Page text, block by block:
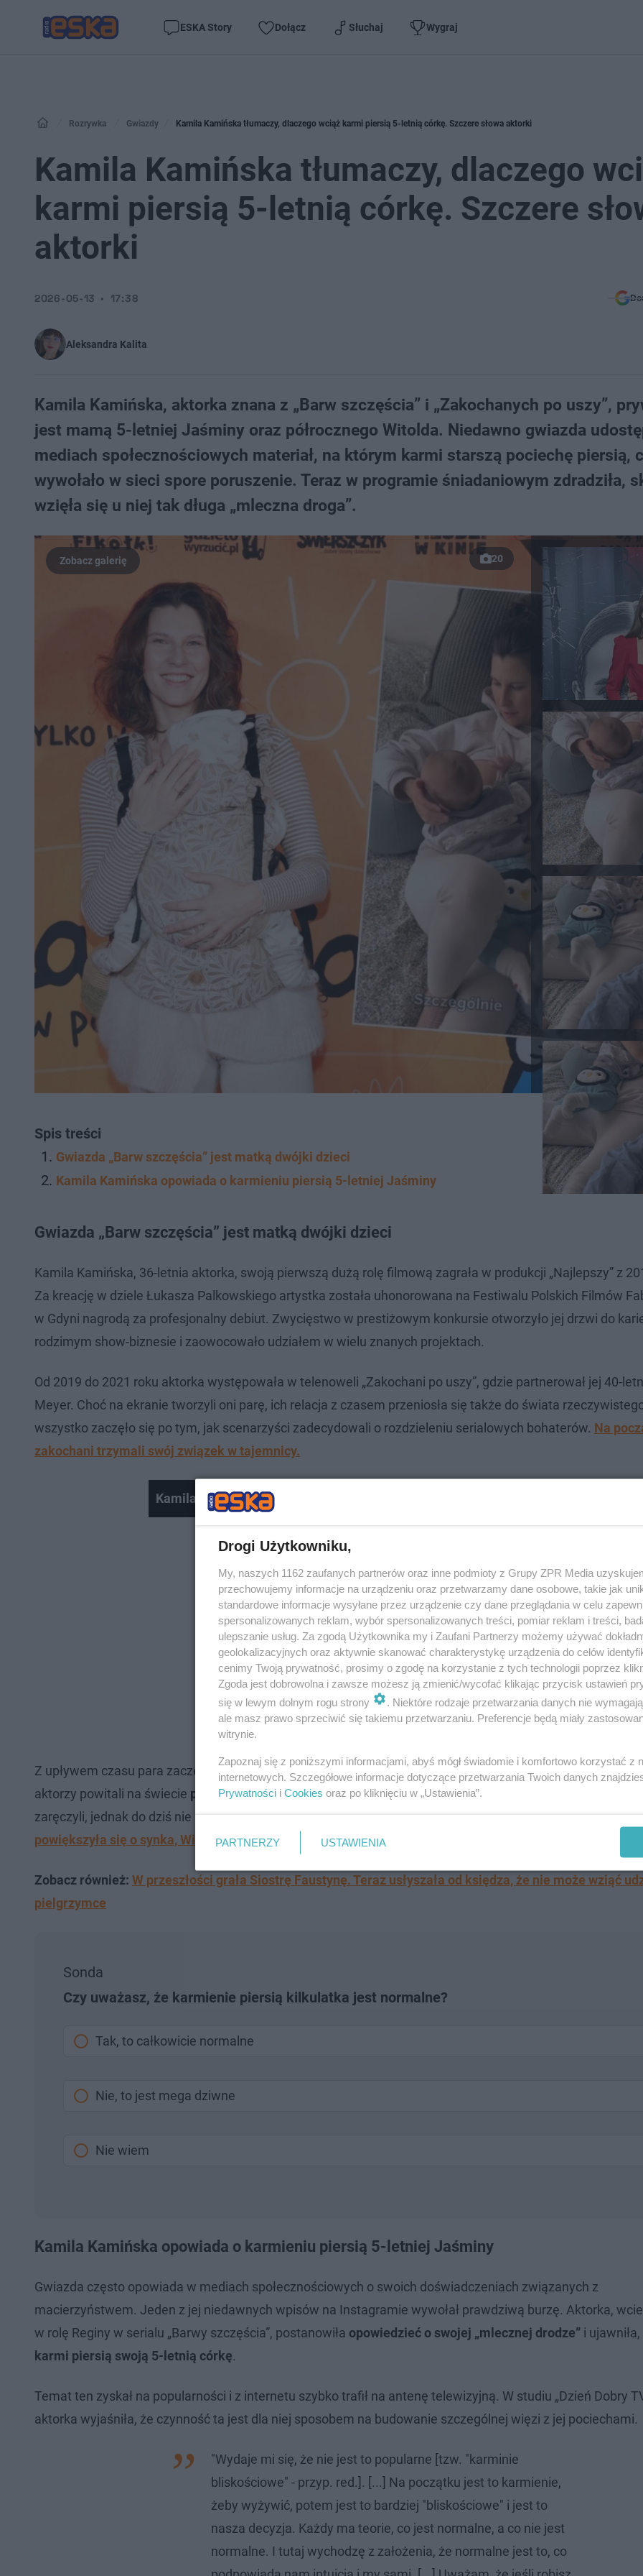
ESKA Story Dołącz Słuchaj Wygraj
Rozrywka Gwiazdy Kamila Kamińska tłumaczy, dlaczego wciąż karmi piersią 5-letnią córkę. Szczere słowa aktorki
Kamila Kamińska tłumaczy, dlaczego
karmi piersią 5-letnią córkę. Szczere
aktorki
Aleksandra Kalita
2026-05-13 17:38
Kamila Kamińska, aktorka znana z „Barw szczęścia” i „Zakochanych po uszy”,
jest mamą 5-letniej Jaśminy oraz półrocznego Witolda. Niedawno gwiazda
mediach społecznościowych materiał, na którym karmi starszą pociechę piersią,
wywołało w sieci spore poruszenie. Teraz w programie śniadaniowym zdradziła,
wzięła się u niej tak długa „mleczna droga”.
20
Spis treści
Gwiazda „Barw szczęścia” jest matką dwójki dzieci
Kamila Kamińska opowiada o karmieniu piersią 5-letniej Jaśminy
Gwiazda „Barw szczęścia” jest matką dwójki dzieci
Kamila Kamińska, 36-letnia aktorka, swoją pierwszą dużą rolę filmową zagrała w produkcji „Najlepszy” z
Za kreację w dziele Łukasza Palkowskiego artystka została uhonorowana na Festiwalu Polskich Filmów
w Gdyni nagrodą za profesjonalny debiut. Zwycięstwo w prestiżowym konkursie otworzyło jej drzwi do
rodzimym show-biznesie i zaowocowało udziałem w wielu znanych projektach.
Od 2019 do 2021 roku aktorka występowała w telenoweli „Zakochani po uszy”, gdzie partnerował jej 40-
Meyer. Choć na ekranie tworzyli oni parę, ich relacja z czasem przeniosła się także do świata
wszystko zaczęło się po tym, jak scenarzyści zadecydowali o rozdzieleniu serialowych bohaterów. Na
zakochani trzymali swój związek w tajemnicy.
Kamila Kamińska o swoim macierzyństwie: Karmienie piersią to dar
Z upływem czasu para zaczęła jednak śmielej opowiadać o swoim prywatnym życiu w sieci. 17 maja 2021
aktorzy powitali na świecie pierwsze dziecko, córkę Jaśminę. Niedługo po narodzinach dziewczynki
zaręczyli, jednak do dziś nie sformalizowali jeszcze swojego związku.
powiększyła się o synka, Witolda.
Zobacz również: W przeszłości grała Siostrę Faustynę. Teraz usłyszała od księdza, że nie może wziąć
pielgrzymce
Sonda
Czy uważasz, że karmienie piersią kilkulatka jest normalne?
Tak, to całkowicie normalne
Nie, to jest mega dziwne
Nie wiem
Kamila Kamińska opowiada o karmieniu piersią 5-letniej Jaśminy
Gwiazda często opowiada w mediach społecznościowych o swoich doświadczeniach związanych z
macierzyństwem. Jeden z jej niedawnych wpisów na Instagramie wywołał prawdziwą burzę. Aktorka,
w rolę Reginy w serialu „Barwy szczęścia”, postanowiła opowiedzieć o swojej „mlecznej drodze” i ujawniła,
karmi piersią swoją 5-letnią córkę.
Temat ten zyskał na popularności i z internetu szybko trafił na antenę telewizyjną. W studiu „Dzień Dobry
aktorka wyjaśniła, że czynność ta jest dla niej sposobem na budowanie szczególnej więzi z jej pociechami.
"Wydaje mi się, że nie jest to popularne [tzw. "karminie
bliskościowe" - przyp. red.]. [...] Na początku jest to karmienie,
żeby wyżywić, potem jest to bardziej "bliskościowe" i jest to
nasza decyzja. Każdy ma teorie, co jest normalne, a co nie jest
normalne. I tutaj wychodzę z założenia, że normalne jest to, co
Drogi Użytkowniku,
My, naszych 1162 zaufanych partnerów oraz inne podmioty z Grupy ZPR Media
przechowujemy informacje na urządzeniu oraz przetwarzamy dane osobowe, takie jak
standardowe informacje wysyłane przez urządzenie czy dane przeglądania w celu
spersonalizowanych reklam, wybór spersonalizowanych treści, pomiar reklam i treści,
ulepszanie usług. Za zgodą Użytkownika my i Zaufani Partnerzy możemy używać
geolokalizacyjnych oraz aktywnie skanować charakterystykę urządzenia do celów
cenimy Twoją prywatność, prosimy o zgodę na korzystanie z tych technologii poprzez
Zgoda jest dobrowolna i zawsze możesz ją zmienić/wycofać klikając przycisk ustawień
się w lewym dolnym rogu strony
. Niektóre rodzaje przetwarzania danych nie
ale masz prawo sprzeciwić się takiemu przetwarzaniu. Preferencje będą miały
witrynie.
Zapoznaj się z poniższymi informacjami, abyś mógł świadomie i komfortowo korzystać z
internetowych. Szczegółowe informacje dotyczące przetwarzania Twoich danych
Prywatności i Cookies oraz po kliknięciu w „Ustawienia”.
PARTNERZY USTAWIENIA